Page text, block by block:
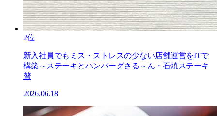
2位
新入社員でもミス・ストレスの少ない店舗運営をITで
構築～ステーキとハンバーグさる～ん・石焼ステーキ
贅
2026.06.18